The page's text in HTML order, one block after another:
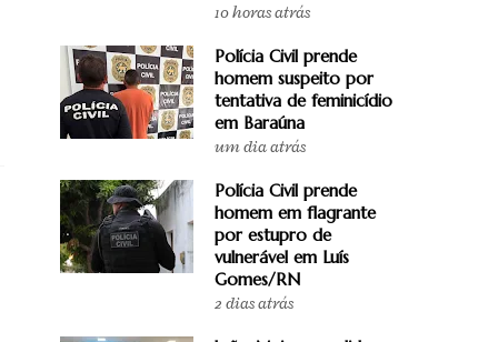
10 horas atrás
Polícia Civil prende
homem suspeito por
tentativa de feminicídio
em Baraúna
um dia atrás
Polícia Civil prende
homem em flagrante
por estupro de
vulnerável em Luís
Gomes/RN
2 dias atrás